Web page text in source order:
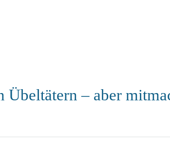
Übeltätern – aber